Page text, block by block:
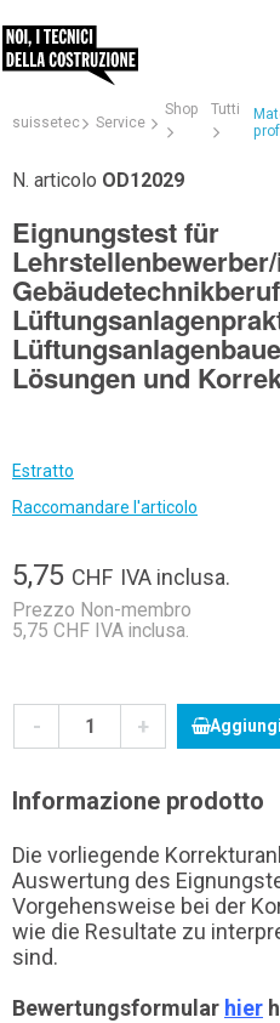
suissetec Service
Shop Tutti
N. articolo OD12029
Eignungstest für
Lösungen und
Estratto
Raccomandare l'articolo
5,75 CHF IVA inclusa.
Prezzo Non-membro
5,75 CHF IVA inclusa.
- +
Informazione prodotto
Die vorliegende
Auswertung des
Vorgehensweise bei der
wie die Resultate zu
sind.
Bewertungsformular hier